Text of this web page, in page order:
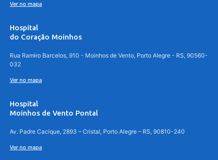
Ver no mapa
Hospital
do Coração Moinhos
Rua Ramiro Barcelos, 910 - Moinhos de Vento, Porto Alegre - RS, 90560-
032
Ver no mapa
Hospital
Moinhos de Vento Pontal
Av. Padre Cacique, 2893 – Cristal, Porto Alegre – RS, 90810-240
Ver no mapa